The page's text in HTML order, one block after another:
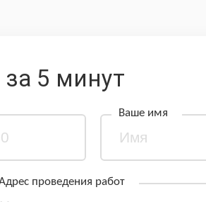
за 5 минут
Ваше имя
проведения работ